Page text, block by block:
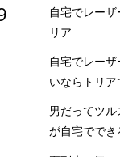
自宅でレー
リア
自宅でレー
いならトリア
男だってツ
が自宅ででき